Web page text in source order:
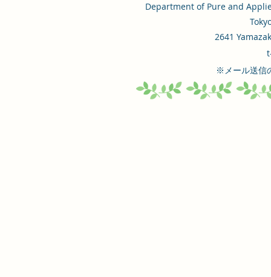
セミナーが開催されました。 栄
行われました。懇親会も盛況でし
れました。
記事：こちら
Department of Pure and
2641
​※メール送信